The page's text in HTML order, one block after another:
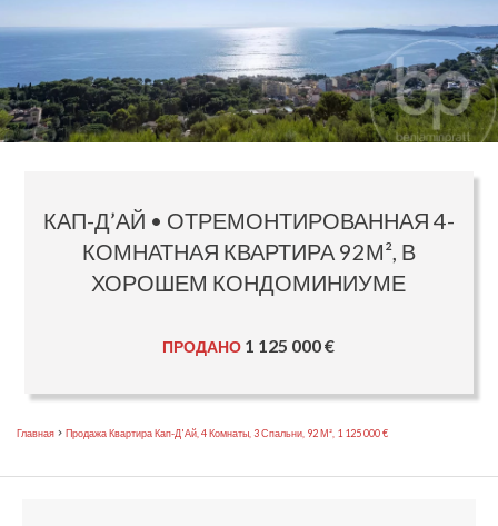
КАП-Д’АЙ • ОТРЕМОНТИРОВАННАЯ 4-
КОМНАТНАЯ КВАРТИРА 92М², В
ХОРОШЕМ КОНДОМИНИУМЕ
ПРОДАНО 1 125 000 €
Главная Продажа Квартира Кап-Д'Ай, 4 Комнаты, 3 Спальни, 92 М², 1 125 000 €